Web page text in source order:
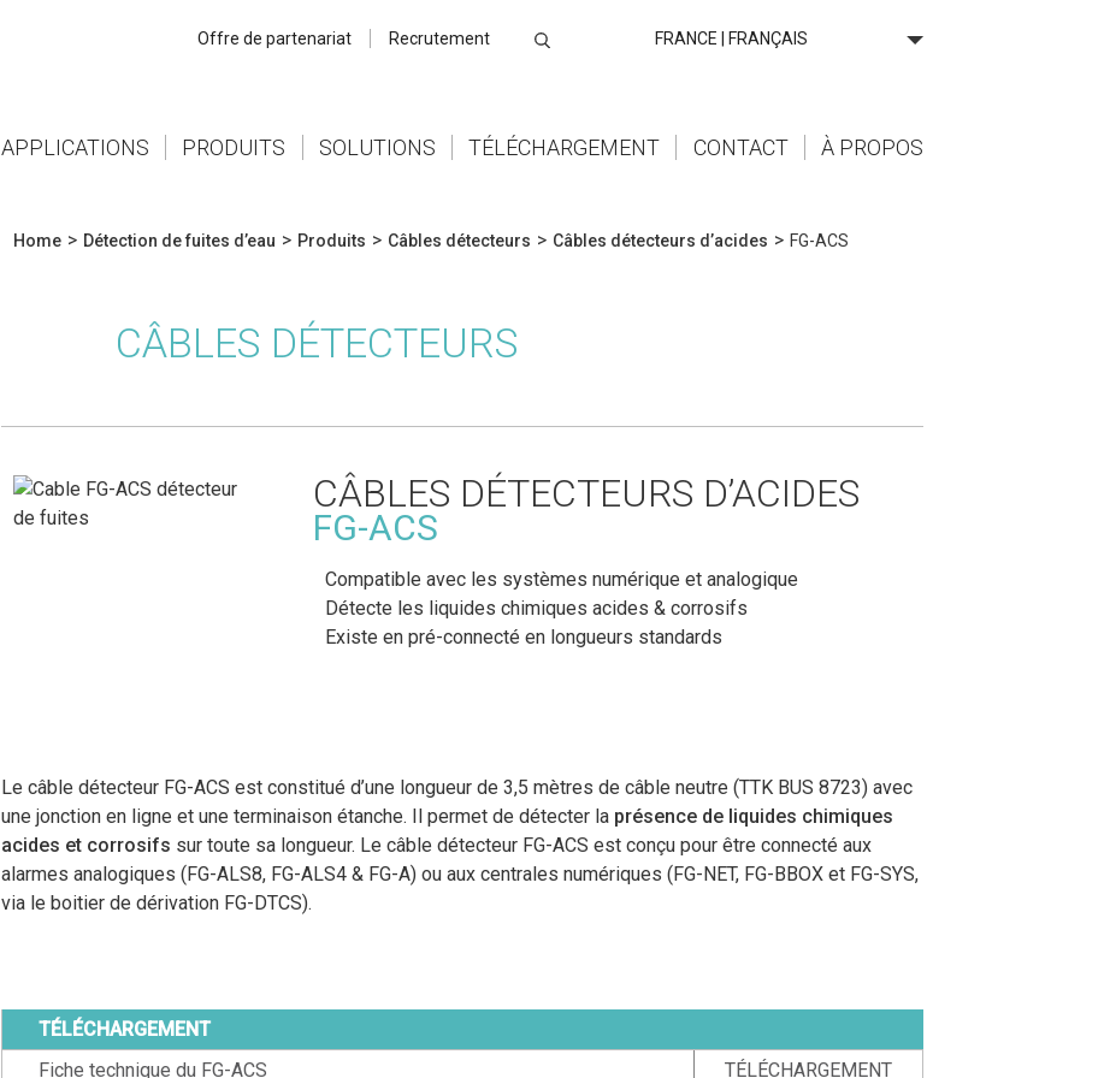
Offre de partenariat Recrutement FRANCE | FRANÇAIS
APPLICATIONS PRODUITS SOLUTIONS TÉLÉCHARGEMENT CONTACT À PROPOS
Home > Détection de fuites d’eau > Produits > Câbles détecteurs > Câbles détecteurs d’acides > FG-ACS
CÂBLES DÉTECTEURS
CÂBLES DÉTECTEURS D’ACIDES
FG-ACS
Compatible avec les systèmes numérique et analogique
Détecte les liquides chimiques acides & corrosifs
Existe en pré-connecté en longueurs standards
Le câble détecteur FG-ACS est constitué d’une longueur de 3,5 mètres de câble neutre (TTK BUS 8723) avec
une jonction en ligne et une terminaison étanche. Il permet de détecter la présence de liquides chimiques
acides et corrosifs sur toute sa longueur. Le câble détecteur FG-ACS est conçu pour être connecté aux
alarmes analogiques (FG-ALS8, FG-ALS4 & FG-A) ou aux centrales numériques (FG-NET, FG-BBOX et FG-SYS,
via le boitier de dérivation FG-DTCS).
TÉLÉCHARGEMENT
Fiche technique du FG-ACS
TÉLÉCHARGEMENT